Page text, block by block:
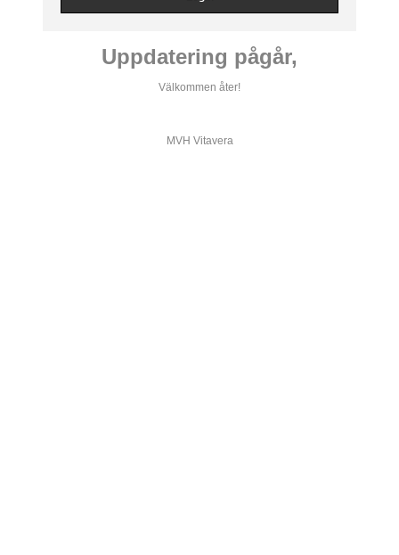
Uppdatering pågår,
Välkommen åter!
MVH Vitavera